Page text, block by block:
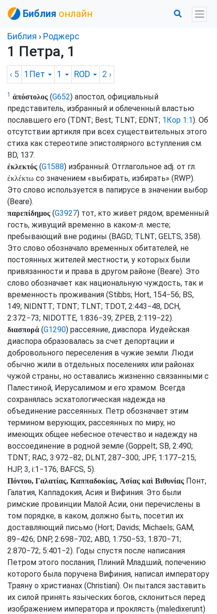
Библия онлайн
Библия › Роджерс
1 Петра, 1
‹ 5 1Пет 1 ROD 2 ›
1 ἀπόστολος (G652) апостол, официальный
представитель, избранный и облеченный властью
пославшего его (TDNT; Best; TLNT; EDNT; 1Кор 1:1). Об
отсутствии артикля при всех существительных этого
стиха как стереотипе эпистолярного вступления см.
BD, 137.
ἐκλεκτός (G1588) избранный. Отглагольное adj. от гл.
ἐκλέκτω со значением «выбирать, избирать» (RWP).
Это слово используется в папирусе в значении выбор
(Beare).
παρεπίδημος (G3927) тот, кто живет рядом; временный
гость, живущий временно в каком-л. месте;
пребывающий вне родины (BAGD; TLNT; GELTS, 358).
Это слово обозначало временных обитателей, не
постоянных жителей местности, у которых были
привязанности и права в другом районе (Beare). Это
слово обозначает как национальную чуждость, так и
временность проживания (Stibbs; Hort, 154−56; BS,
149; NIDNTT; TDNT; TLNT; TDOT, 2:443−48, DCH,
2:372−73; NIDOTTE, 1:836−39; ZPEB, 2:119−22).
διασπορά (G1290) рассеяние, диаспора. Иудейская
диаспора образовалась за счет депортации и
добровольного переселения в чужие земли. Люди
обычно жили в отдельных поселениях или районах
чужой страны, но оставались жизненно связанными с
Палестиной, Иерусалимом и его храмом. Всегда
сохранялась эсхатологическая надежда на
объединение рассеянных. Петр обозначает этим
термином верующих, рассеянных по миру, но
имеющих общее небесное отечество и надежду на
воссоединение в родной земле (Goppelt; SB, 2:490;
TDNT; RAC, 3:972−82; DLNT, 287−300; JPF, 1:177−215;
HJP, 3, i:1−176; BAFCS, 5).
Πόντου, Γαλατίας, Καππαδοκίας, Ἀσίας καὶ Βιθυνίας Понт,
Галатия, Каппадокия, Асия и Вифиния. Это были
римские провинции Малой Асии, они перечислены в
том порядке, в каком, должно быть, посетил их
доставляющий письмо (Hort; Davids; Michaels; GAM,
89−426; DNP, 2:698−702; ABD, 1:750−53; 1:870−71;
2:870−72; 5:401−2). Годы спустя после написания
Петром этого послания, Плиний Младший, попечению
которого была поручена Вифиния, написал императору
Траяну о христианах (Christiani). Он пытался заставить
их силой принять языческих 6огов, склониться перед
изображением императора и проклясть (maledixerunt)